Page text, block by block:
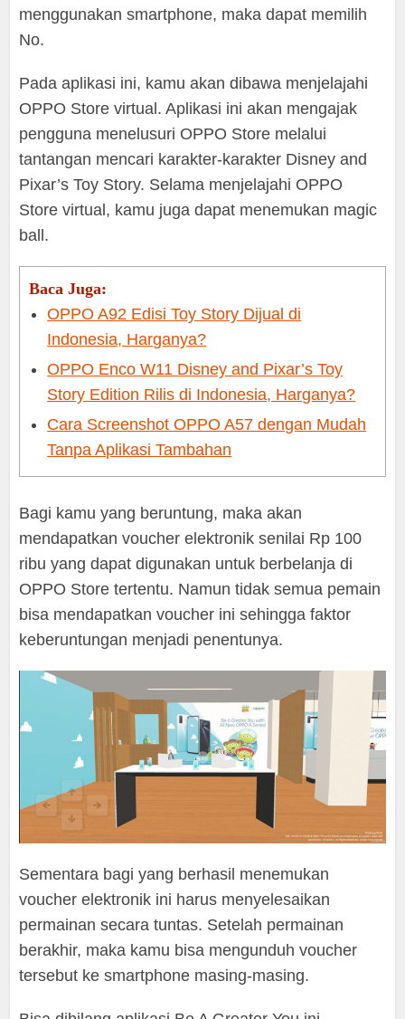
menggunakan smartphone, maka dapat memilih
No.
Pada aplikasi ini, kamu akan dibawa menjelajahi
OPPO Store virtual. Aplikasi ini akan mengajak
pengguna menelusuri OPPO Store melalui
tantangan mencari karakter-karakter Disney and
Pixar’s Toy Story. Selama menjelajahi OPPO
Store virtual, kamu juga dapat menemukan magic
ball.
Baca Juga:
OPPO A92 Edisi Toy Story Dijual di
Indonesia, Harganya?
OPPO Enco W11 Disney and Pixar’s Toy
Story Edition Rilis di Indonesia, Harganya?
Cara Screenshot OPPO A57 dengan Mudah
Tanpa Aplikasi Tambahan
Bagi kamu yang beruntung, maka akan
mendapatkan voucher elektronik senilai Rp 100
ribu yang dapat digunakan untuk berbelanja di
OPPO Store tertentu. Namun tidak semua pemain
bisa mendapatkan voucher ini sehingga faktor
keberuntungan menjadi penentunya.
Sementara bagi yang berhasil menemukan
voucher elektronik ini harus menyelesaikan
permainan secara tuntas. Setelah permainan
berakhir, maka kamu bisa mengunduh voucher
tersebut ke smartphone masing-masing.